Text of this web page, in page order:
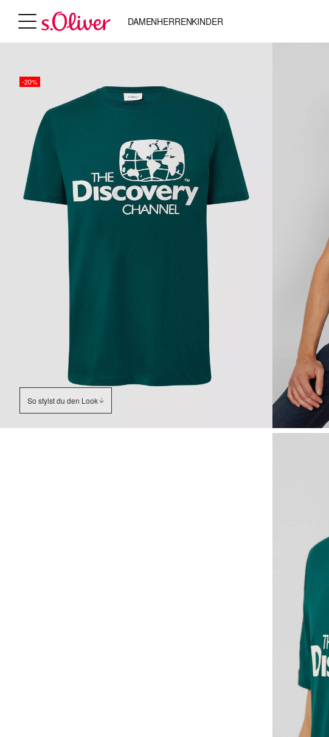
DAMENHERRENKINDER
-20%
So stylst du den Look